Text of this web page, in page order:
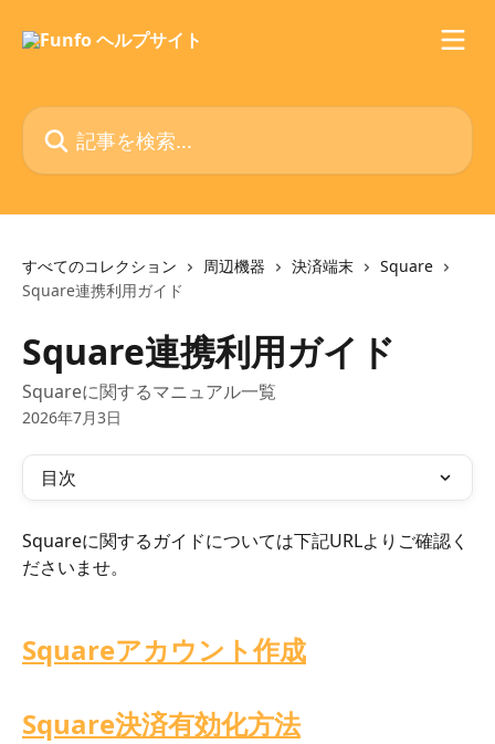
記事を検索...
すべてのコレクション 周辺機器 決済端末
Square
Square連携利用ガイド
Square連携利用ガイド
Squareに関するマニュアル一覧
2026年7月3日
目次
Squareに関するガイドについては下記URLよりご確認く
ださいませ。
Squareアカウント作成
Square決済有効化方法